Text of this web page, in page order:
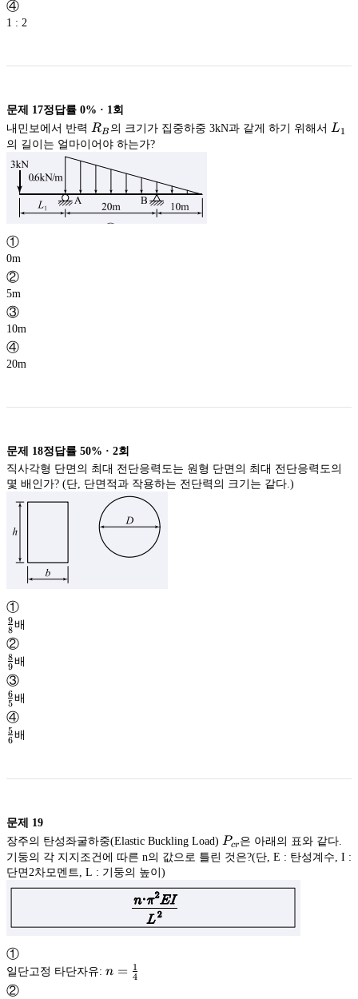
④
1 : 2
문제 17정답률 0% · 1회
내민보에서 반력 R_B
RB 의 크기가 집중하중 3kN과 같게 하기 위해서L_1
L1
의 길이는 얼마이어야 하는가?
①
0m
②
5m
③
10m
④
20m
문제 18정답률 50% · 2회
직사각형 단면의 최대 전단응력도는 원형 단면의 최대 전단응력도의
몇 배인가? (단, 단면적과 작용하는 전단력의 크기는 같다.)
①
\frac{9}
{8}
8
9배
②
\frac{8}
{9}
9
8배
③
\frac{6}
{5}
5
6배
④
6
5배
문제 19
장주의 탄성좌굴하중(Elastic Buckling Load) P_{cr}
Pcr은 아래의 표와 같다.
기둥의 각 지지조건에 따른 n의 값으로 틀린 것은?(단, E : 탄성계수, I :
단면2차모멘트, L : 기둥의 높이)
①
일단고정 타단자유: n=
n = 4
1
②